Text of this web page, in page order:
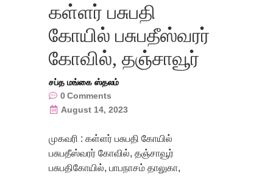
கள்ளர் பசுபதி
கோயில் பசுபதீஸ்வரர்
கோவில், தஞ்சாவூர்
சப்த மங்கை ஸ்தலம்
0Comments
August 14, 2023
முகவரி : கள்ளர் பசுபதி கோயில்
பசுபதீஸ்வரர் கோவில், தஞ்சாவூர்
பசுபதிகோயில், பாபநாசம் தாலுகா,